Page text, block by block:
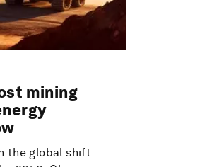
mining
the global shift